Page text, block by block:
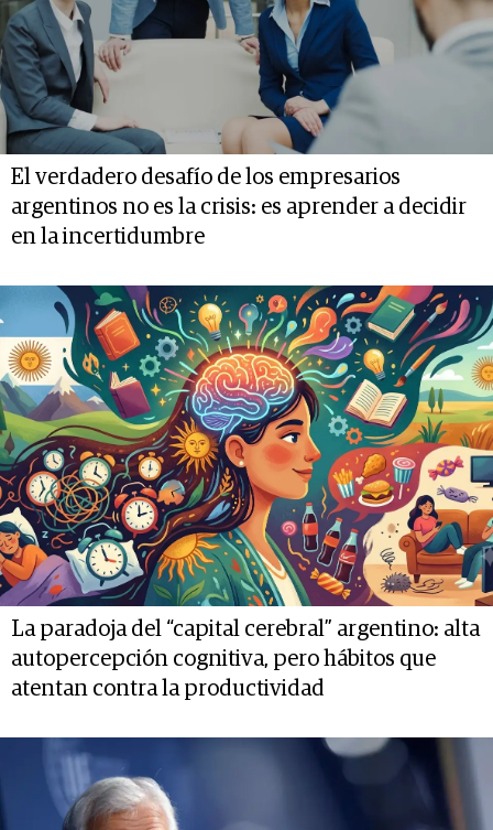
El verdadero desafío de los empresarios
argentinos no es la crisis: es aprender a decidir
en la incertidumbre
La paradoja del “capital cerebral” argentino: alta
autopercepción cognitiva, pero hábitos que
atentan contra la productividad